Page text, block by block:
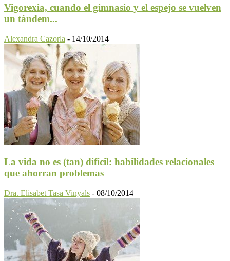
Vigorexia, cuando el gimnasio y el espejo se vuelven
un tándem...
Alexandra Cazorla - 14/10/2014
La vida no es (tan) difícil: habilidades relacionales
que ahorran problemas
Dra. Elisabet Tasa Vinyals - 08/10/2014